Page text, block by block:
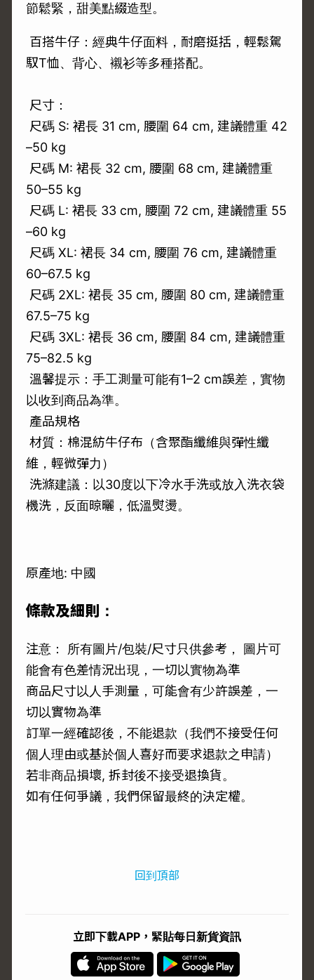
節鬆緊，甜美點綴造型。
百搭牛仔：經典牛仔面料，耐磨挺括，輕鬆駕
馭T恤、背心、襯衫等多種搭配。
尺寸：
尺碼 S: 裙長 31 cm, 腰圍 64 cm, 建議體重 42
–50 kg
尺碼 M: 裙長 32 cm, 腰圍 68 cm, 建議體重
50–55 kg
尺碼 L: 裙長 33 cm, 腰圍 72 cm, 建議體重 55
–60 kg
尺碼 XL: 裙長 34 cm, 腰圍 76 cm, 建議體重
60–67.5 kg
尺碼 2XL: 裙長 35 cm, 腰圍 80 cm, 建議體重
67.5–75 kg
尺碼 3XL: 裙長 36 cm, 腰圍 84 cm, 建議體重
75–82.5 kg
溫馨提示：手工測量可能有1–2 cm誤差，實物
以收到商品為準。
產品規格
材質：棉混紡牛仔布（含聚酯纖維與彈性纖
維，輕微彈力）
洗滌建議：以30度以下冷水手洗或放入洗衣袋
機洗，反面晾曬，低溫熨燙。
原產地: 中國
條款及細則：
注意： 所有圖片/包裝/尺寸只供參考， 圖片可
能會有色差情況出現，一切以實物為準
商品尺寸以人手測量，可能會有少許誤差，一
切以實物為準
訂單一經確認後，不能退款（我們不接受任何
個人理由或基於個人喜好而要求退款之申請）
若非商品損壞, 拆封後不接受退換貨。
如有任何爭議，我們保留最終的決定權。
回到頂部
立即下載APP，緊貼每日新貨資訊